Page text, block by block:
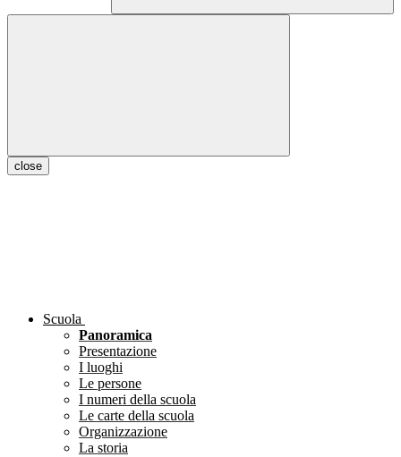
close
Scuola
Panoramica
Presentazione
I luoghi
Le persone
I numeri della scuola
Le carte della scuola
Organizzazione
La storia